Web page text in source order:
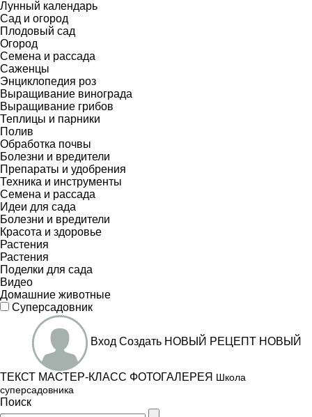
Лунный календарь
Сад и огород
Плодовый сад
Огород
Семена и рассада
Саженцы
Энциклопедия роз
Выращивание винограда
Выращивание грибов
Теплицы и парники
Полив
Обработка почвы
Болезни и вредители
Препараты и удобрения
Техника и инструменты
Семена и рассада
Идеи для сада
Болезни и вредители
Красота и здоровье
Растения
Растения
Поделки для сада
Видео
Домашние животные
Суперсадовник
Вход Создать НОВЫЙ РЕЦЕПТ НОВЫЙ
ТЕКСТ МАСТЕР-КЛАСС ФОТОГАЛЕРЕЯ Школа
суперсадовника
Поиск